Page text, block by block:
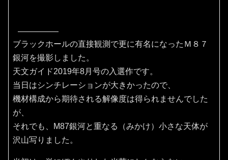
ブラックホールの直接観測で更に有名になったＭ８７
銀河を撮影しました。
天文ガイド2019年8月号の入選作です。
当日はシンチレーションが大きかったので、
機材構成から期待される解像度は得られませんでした
が、
それでも、M87銀河と重なる（みかけ）小さな天体が
沢山写りました。